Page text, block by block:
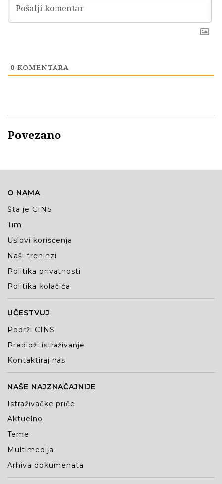
0 KOMENTARA
Povezano
O NAMA
Šta je CINS
Tim
Uslovi korišćenja
Naši treninzi
Politika privatnosti
Politika kolačića
UČESTVUJ
Podrži CINS
Predloži istraživanje
Kontaktiraj nas
NAŠE NAJZNAČAJNIJE
Istraživačke priče
Aktuelno
Teme
Multimedija
Arhiva dokumenata